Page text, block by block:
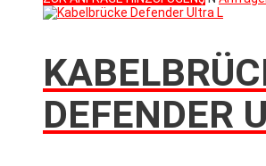
DEFENDER